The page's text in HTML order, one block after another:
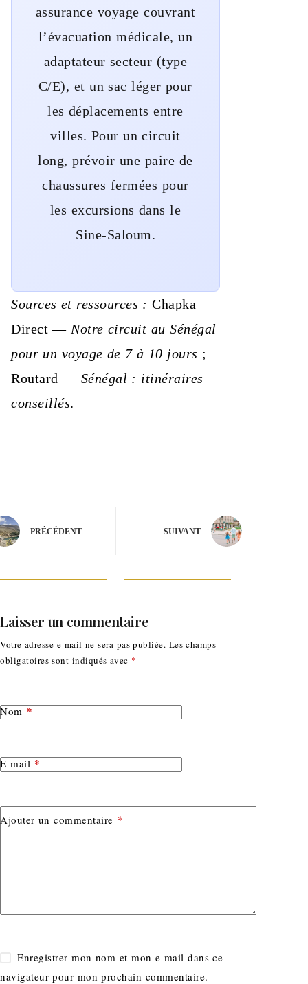
assurance voyage couvrant
l’évacuation médicale, un
adaptateur secteur (type
C/E), et un sac léger pour
les déplacements entre
villes. Pour un circuit
long, prévoir une paire de
chaussures fermées pour
les excursions dans le
Sine-Saloum.
Sources et ressources : Chapka
Direct — Notre circuit au Sénégal
pour un voyage de 7 à 10 jours ;
Routard — Sénégal : itinéraires
conseillés.
PRÉCÉDENT SUIVANT
Laisser un commentaire
Votre adresse e-mail ne sera pas publiée. Les champs
obligatoires sont indiqués avec *
Nom*
E-mail*
Ajouter un commentaire *
Enregistrer mon nom et mon e-mail dans ce
navigateur pour mon prochain commentaire.